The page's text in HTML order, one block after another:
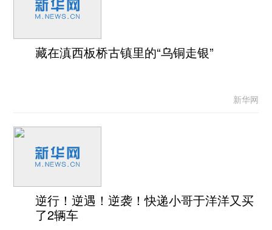
藏在滇西板桥古镇里的“乌铜走银”
新华网
逆行！逆遇！逆袭！快递小哥于洋洋又买
了2辆车